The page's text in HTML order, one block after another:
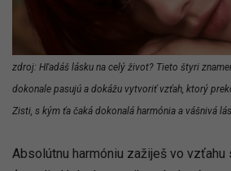
zdroj: Hľadáš lásku na celý život? Tieto štyri
dokonale pasujú a dokážu vytvoriť vzťah, ktorý
Zisti, s kým ťa čaká dokonalá harmónia a vášnivá
Absolútnu harmóniu zažiješ vo vzťahu